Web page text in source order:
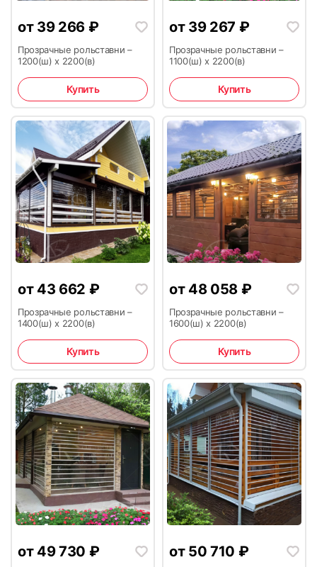
от 39 266 ₽
Прозрачные рольставни –
1200(ш) х 2200(в)
Купить
от 39 267 ₽
Прозрачные рольставни –
1100(ш) х 2200(в)
Купить
от 43 662 ₽
Прозрачные рольставни –
1400(ш) х 2200(в)
Купить
от 48 058 ₽
Прозрачные рольставни –
1600(ш) х 2200(в)
Купить
от 49 730 ₽ от 50 710 ₽